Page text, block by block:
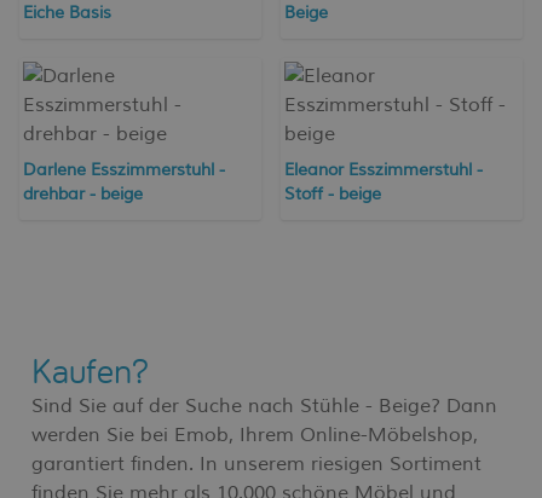
Eiche Basis
Beige
Darlene Esszimmerstuhl -
drehbar - beige
Eleanor Esszimmerstuhl -
Stoff - beige
Kaufen?
Sind Sie auf der Suche nach Stühle - Beige? Dann
werden Sie bei Emob, Ihrem Online-Möbelshop,
garantiert finden. In unserem riesigen Sortiment